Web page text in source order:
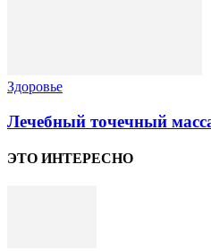
Здоровье
Лечебный точечный
ЭТО ИНТЕРЕСНО